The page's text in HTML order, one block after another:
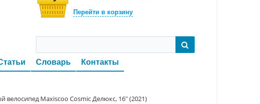
Перейти в корзину
Словарь Контакты
велосипед Maxiscoo Cosmic Делюкс, 16" (2021)